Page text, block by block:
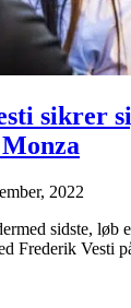
sikrer
2022
sidste, løb
Frederik Vesti